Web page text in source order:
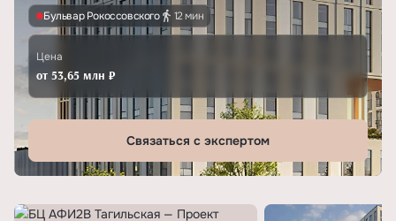
Бульвар Рокоссовского 12 мин
Цена
от 53,65 млн ₽
Связаться с экспертом